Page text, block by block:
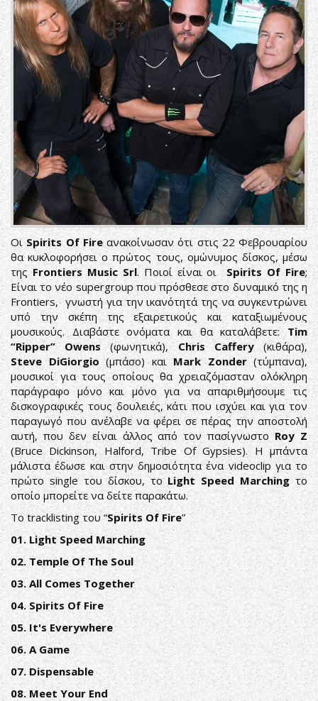
ΟιSpirits Of Fireανακοίνωσαν ότι στις 22 Φεβρουαρίου
θα κυκλοφορήσει ο πρώτος τους, ομώνυμος δίσκος, μέσω
της Frontiers Music Srl. Ποιοί είναι οιSpirits Of Fire;
Είναι το νέο supergroup που πρόσθεσε στο δυναμικό της η
Frontiers, γνωστή για την ικανότητά της να συγκεντρώνει
υπό την σκέπη της εξαιρετικούς και καταξιωμένους
μουσικούς. Διαβάστε ονόματα και θα καταλάβετε:Tim
“Ripper” Owens(φωνητικά), Chris Caffery(κιθάρα),
Steve DiGiorgio (μπάσο) καιMark Zonder (τύμπανα),
μουσικοί για τους οποίους θα χρειαζόμασταν ολόκληρη
παράγραφο μόνο και μόνο για να απαριθμήσουμε τις
δισκογραφικές τους δουλειές, κάτι που ισχύει και για τον
παραγωγό που ανέλαβε να φέρει σε πέρας την αποστολή
αυτή, που δεν είναι άλλος από τον πασίγνωστο Roy Z
(Bruce Dickinson, Halford, Tribe Of Gypsies). Η μπάντα
μάλιστα έδωσε και στην δημοσιότητα ένα videoclip για το
πρώτο single του δίσκου, τοLight Speed Marchingτο
οποίο μπορείτε να δείτε παρακάτω.
To tracklisting του “Spirits Of Fire”
01. Light Speed Marching
02. Temple Of The Soul
03. All Comes Together
04. Spirits Of Fire
05. It's Everywhere
06. A Game
07. Dispensable
08. Meet Your End